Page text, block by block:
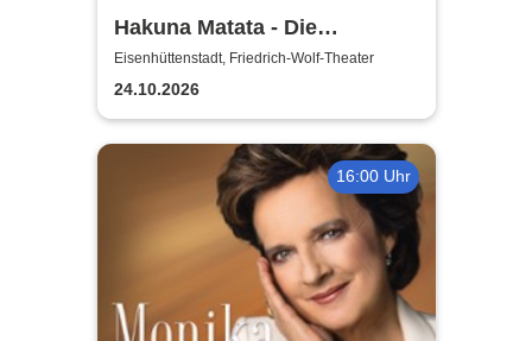
Hakuna Matata - Die
einzigartige große
Kindermusical-Gala
Eisenhüttenstadt, Friedrich-Wolf-Theater
24.10.2026
16:00 Uhr